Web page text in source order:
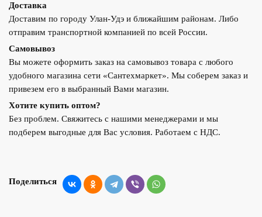
Доставка
Доставим по городу Улан-Удэ и ближайшим районам. Либо
отправим транспортной компанией по всей России.
Самовывоз
Вы можете оформить заказ на самовывоз товара с любого
удобного магазина сети «Сантехмаркет». Мы соберем заказ и
привезем его в выбранный Вами магазин.
Хотите купить оптом?
Без проблем. Свяжитесь с нашими менеджерами и мы
подберем выгодные для Вас условия. Работаем с НДС.
Поделиться